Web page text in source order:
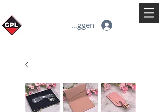
Inloggen